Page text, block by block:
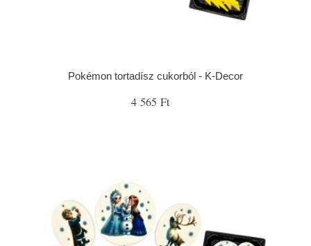
Pokémon tortadísz cukorból - K-Decor
4 565 Ft